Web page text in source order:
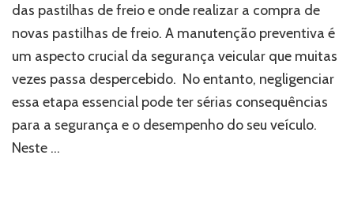
manutenção
preventiva
das
pastilhas
freio?
das pastilhas de freio e onde realizar a compra de
novas pastilhas de freio. A manutenção preventiva é
um aspecto crucial da segurança veicular que muitas
vezes passa despercebido. No entanto, negligenciar
essa etapa essencial pode ter sérias consequências
para a segurança e o desempenho do seu veículo.
Neste …